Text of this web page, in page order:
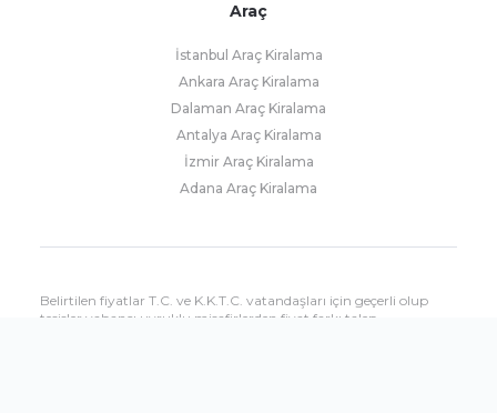
Araç
İstanbul Araç Kiralama
Ankara Araç Kiralama
Dalaman Araç Kiralama
Antalya Araç Kiralama
İzmir Araç Kiralama
Adana Araç Kiralama
Belirtilen fiyatlar T.C. ve K.K.T.C. vatandaşları için geçerli olup
tesisler yabancı uyruklu misafirlerden fiyat farkı talep